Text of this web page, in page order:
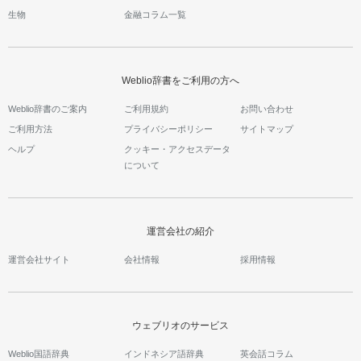
生物 金融コラム一覧
Weblio辞書をご利用の方へ
Weblio辞書のご案内 ご利用規約 お問い合わせ
ご利用方法 プライバシーポリシー サイトマップ
ヘルプ
クッキー・アクセスデータ
について
運営会社の紹介
運営会社サイト 会社情報 採用情報
ウェブリオのサービス
Weblio国語辞典 インドネシア語辞典 英会話コラム